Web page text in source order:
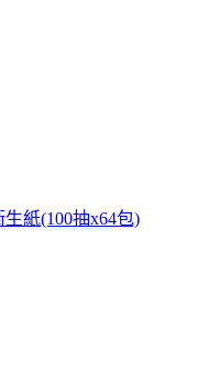
紙(100抽x64包)